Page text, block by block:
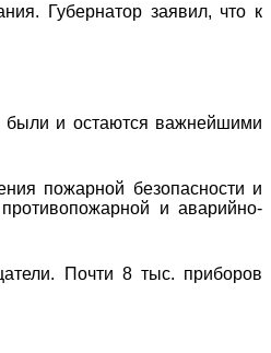
Губернатор заявил, что к
были и остаются важнейшими
пожарной безопасности и
и аварийно-
Почти 8 тыс. приборов